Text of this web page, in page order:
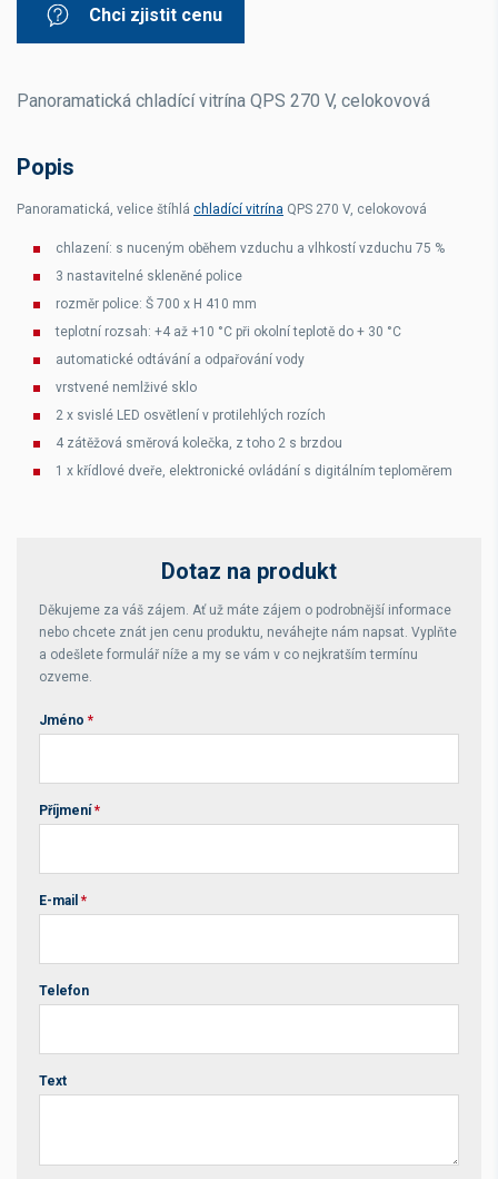
Chci zjistit cenu
Panoramatická chladící vitrína QPS 270 V, celokovová
Popis
Panoramatická, velice štíhlá chladící vitrína QPS 270 V, celokovová
chlazení: s nuceným oběhem vzduchu a vlhkostí vzduchu 75 %
3 nastavitelné skleněné police
rozměr police: Š 700 x H 410 mm
teplotní rozsah: +4 až +10 °C při okolní teplotě do + 30 °C
automatické odtávání a odpařování vody
vrstvené nemlživé sklo
2 x svislé LED osvětlení v protilehlých rozích
4 zátěžová směrová kolečka, z toho 2 s brzdou
1 x křídlové dveře, elektronické ovládání s digitálním teploměrem
Dotaz na produkt
Děkujeme za váš zájem. Ať už máte zájem o podrobnější informace
nebo chcete znát jen cenu produktu, neváhejte nám napsat. Vyplňte
a odešlete formulář níže a my se vám v co nejkratším termínu
ozveme.
Jméno *
Příjmení *
E-mail *
Telefon
Text